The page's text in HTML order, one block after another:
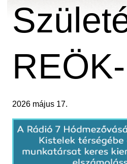
2026 május 17.